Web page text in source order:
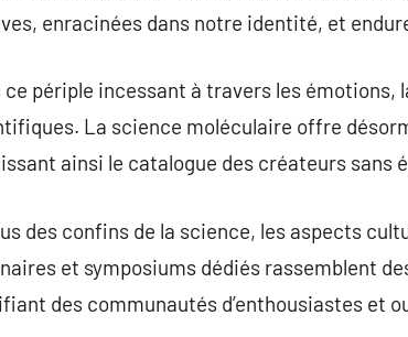
enracinées dans notre identité, et
ce périple incessant à travers les
La science moléculaire offre
ainsi le catalogue des créateurs sans
des confins de la science, les aspects
et symposiums dédiés rassemblent
des communautés d’enthousiastes et